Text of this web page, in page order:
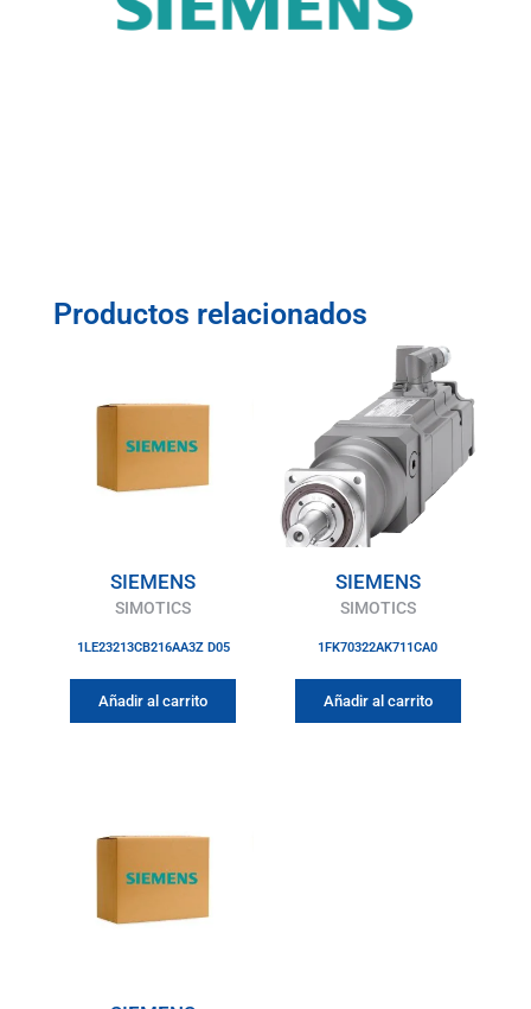
Productos relacionados
SIEMENS
SIMOTICS
1LE23213CB216AA3Z D05
Añadir al carrito
SIEMENS
SIMOTICS
1FK70322AK711CA0
Añadir al carrito